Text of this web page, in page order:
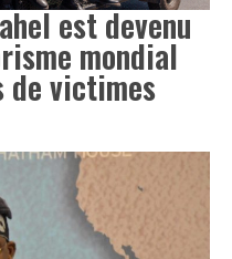
est devenu
mondial
de victimes